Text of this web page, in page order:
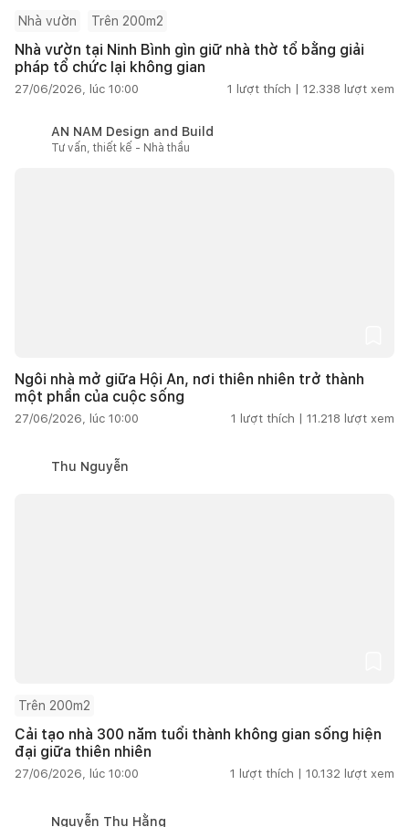
Nhà vườn Trên 200m2
Nhà vườn tại Ninh Bình gìn giữ nhà thờ tổ bằng giải
pháp tổ chức lại không gian
27/06/2026, lúc 10:00 1 lượt thích | 12.338 lượt xem
AN NAM Design and Build
Tư vấn, thiết kế - Nhà thầu
Ngôi nhà mở giữa Hội An, nơi thiên nhiên trở thành
một phần của cuộc sống
27/06/2026, lúc 10:00 1 lượt thích | 11.218 lượt xem
Thu Nguyễn
Trên 200m2
Cải tạo nhà 300 năm tuổi thành không gian sống hiện
đại giữa thiên nhiên
27/06/2026, lúc 10:00 1 lượt thích | 10.132 lượt xem
Nguyễn Thu Hằng